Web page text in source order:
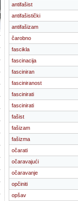
antifašist
antifašistički
antifašizam
čarobno
fascikla
fascinacija
fasciniran
fasciniranost
fascinirati
fascinirati
fašist
fašizam
fašizma
očarati
očaravajući
očaravanje
opčiniti
opšav